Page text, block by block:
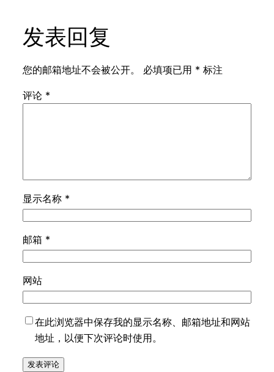
发表回复
您的邮箱地址不会被公开。 必填项已用 * 标注
评论 *
显示名称 *
邮箱 *
网站
在此浏览器中保存我的显示名称、邮箱地址和网站
地址，以便下次评论时使用。